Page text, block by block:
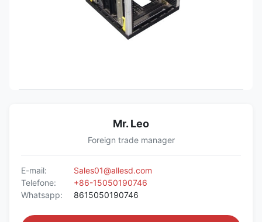
Mr. Leo
Foreign trade manager
E-mail:
Sales01@allesd.com
Telefone:
+86-15050190746
Whatsapp:
8615050190746